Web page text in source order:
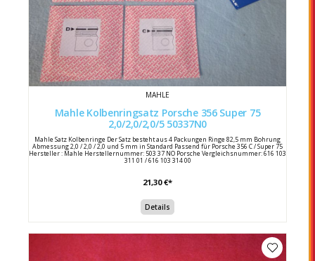
MAHLE
Mahle Kolbenringsatz Porsche 356 Super 75
2,0/2,0/2,0/5 50337N0
Mahle Satz Kolbenringe Der Satz besteht aus 4 Packungen Ringe 82,5 mm Bohrung
Abmessung 2,0 / 2,0 / 2,0 und 5 mm in Standard Passend für Porsche 356 C / Super 75
Hersteller : Mahle Herstellernummer: 503 37 NO Porsche Vergleichsnummer: 616 103
311 01 / 616 103 314 00
21,30 €*
Details